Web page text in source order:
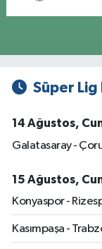
Süper Lig
14 Ağustos,
Galatasaray -
15 Ağustos,
Konyaspor -
Kasımpaşa -